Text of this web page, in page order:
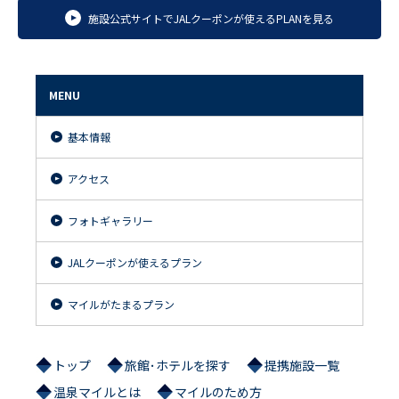
施設公式サイトでJALクーポンが使えるPLANを見る
MENU
基本情報
アクセス
フォトギャラリー
JALクーポンが使えるプラン
マイルがたまるプラン
トップ 旅館･ホテルを探す
提携施設一覧
温泉マイルとは
マイルのため方